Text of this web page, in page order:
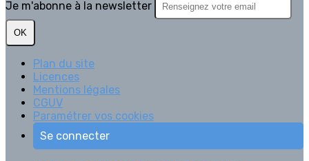
Je m'abonne à la newsletter
OK
Plan du site
Licences
Mentions légales
CGUV
Paramétrer vos cookies
Se connecter